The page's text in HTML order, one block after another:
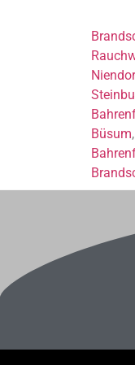
Büsum,